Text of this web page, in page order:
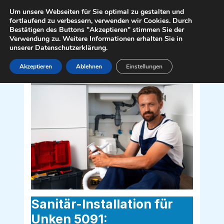
Inhalt
springen
Sanitär Installateur für Unken 5091
Sanitär-Installation für
Unken 5091:
Um unsere Webseiten für Sie optimal zu gestalten und
fortlaufend zu verbessern, verwenden wir Cookies. Durch
Bestätigen des Buttons "Akzeptieren" stimmen Sie der
Verwendung zu. Weitere Informationen erhalten Sie in
unserer Datenschutzerklärung.
Akzeptieren Ablehnen Einstellungen